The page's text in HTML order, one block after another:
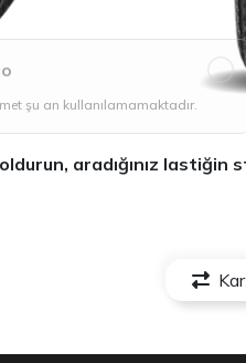
şu an kullanılamamaktadır.
aradığınız